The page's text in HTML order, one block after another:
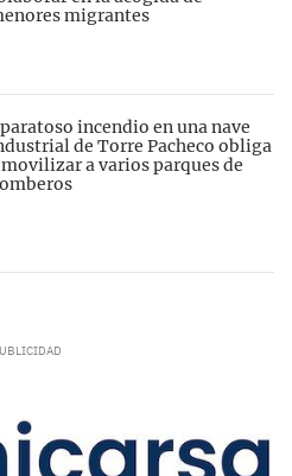
migrantes
incendio en una nave
de Torre Pacheco obliga
movilizar a varios parques de